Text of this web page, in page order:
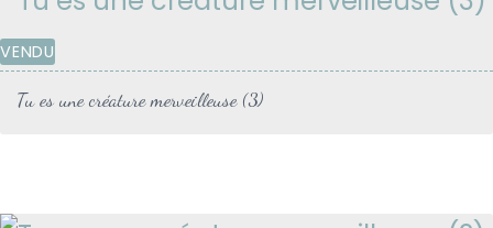
VENDU
Tu es une créature merveilleuse (3)